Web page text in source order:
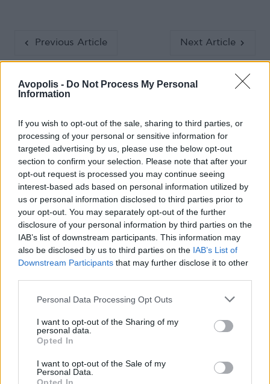
Avopolis - Do Not Process My Personal
Information
If you wish to opt-out of the sale, sharing to third parties, or
processing of your personal or sensitive information for
targeted advertising by us, please use the below opt-out
section to confirm your selection. Please note that after your
opt-out request is processed you may continue seeing
interest-based ads based on personal information utilized by
us or personal information disclosed to third parties prior to
your opt-out. You may separately opt-out of the further
disclosure of your personal information by third parties on the
IAB’s list of downstream participants. This information may
also be disclosed by us to third parties on the IAB’s List of
Downstream Participants that may further disclose it to other
Personal Data Processing Opt Outs
I want to opt-out of the Sharing of my
personal data.
Opted In
I want to opt-out of the Sale of my
Personal Data.
Previous Article Next Article
Ακολούθησε το Avopolis Network στο
Google News
MOOD OF THE DAY
Ποτέ δεν είναι αργά,
κυριολεκτικά. Ο Άντονι Χόπκινς
στα 88 αρνείται να το βάλει κάτω
και κυκλοφορεί το 1ο του
άλμπουμ με ορχηστρικές συνθέσεις και τίτλο:
Life Is A Dream. Φυσικά και είναι Άντονι...
Μάκης Μηλάτος